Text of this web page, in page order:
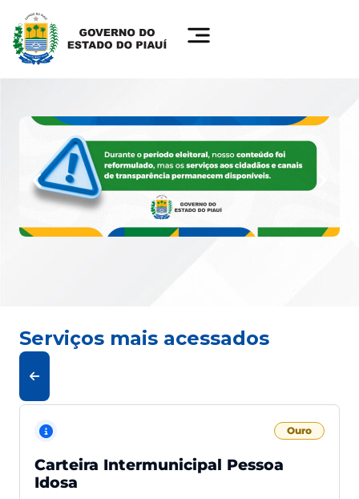
Serviços mais acessados
Ouro
Carteira Intermunicipal Pessoa
Idosa